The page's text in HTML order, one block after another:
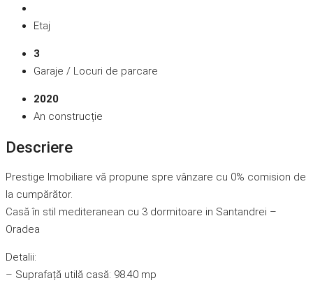
Etaj
3
Garaje / Locuri de parcare
2020
An construcție
Descriere
Prestige Imobiliare vă propune spre vânzare cu 0% comision de
la cumpărător.
Casă în stil mediteranean cu 3 dormitoare in Santandrei –
Oradea
Detalii:
– Suprafață utilă casă: 98.40 mp